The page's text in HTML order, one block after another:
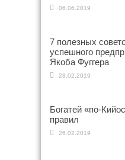
06.06.2019
7 полезных
успешного
Якоба Фуггера
28.02.2019
Богатей «по-
правил
26.02.2019